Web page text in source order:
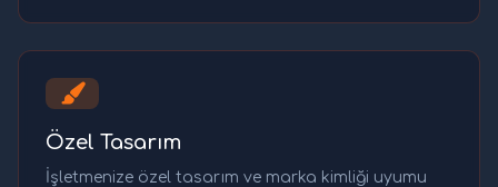
Özel Tasarım
İşletmenize özel tasarım ve marka kimliği uyumu